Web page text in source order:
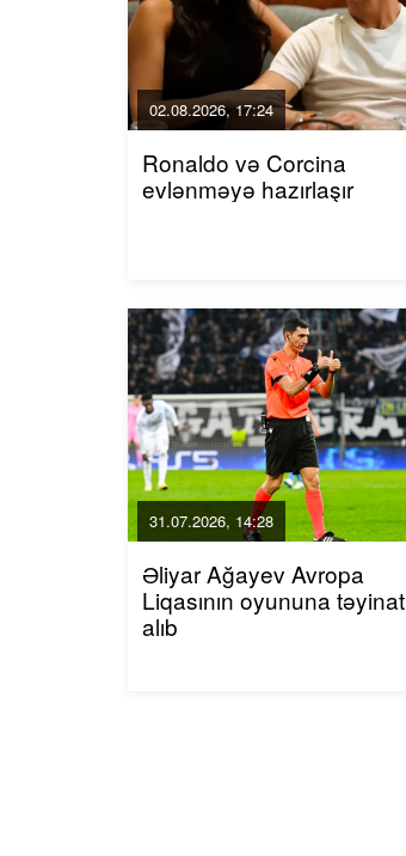
02.08.2026, 17:24
Ronaldo və Corcina
evlənməyə hazırlaşır
31.07.2026, 14:28
Əliyar Ağayev Avropa
Liqasının oyununa təyinat
alıb